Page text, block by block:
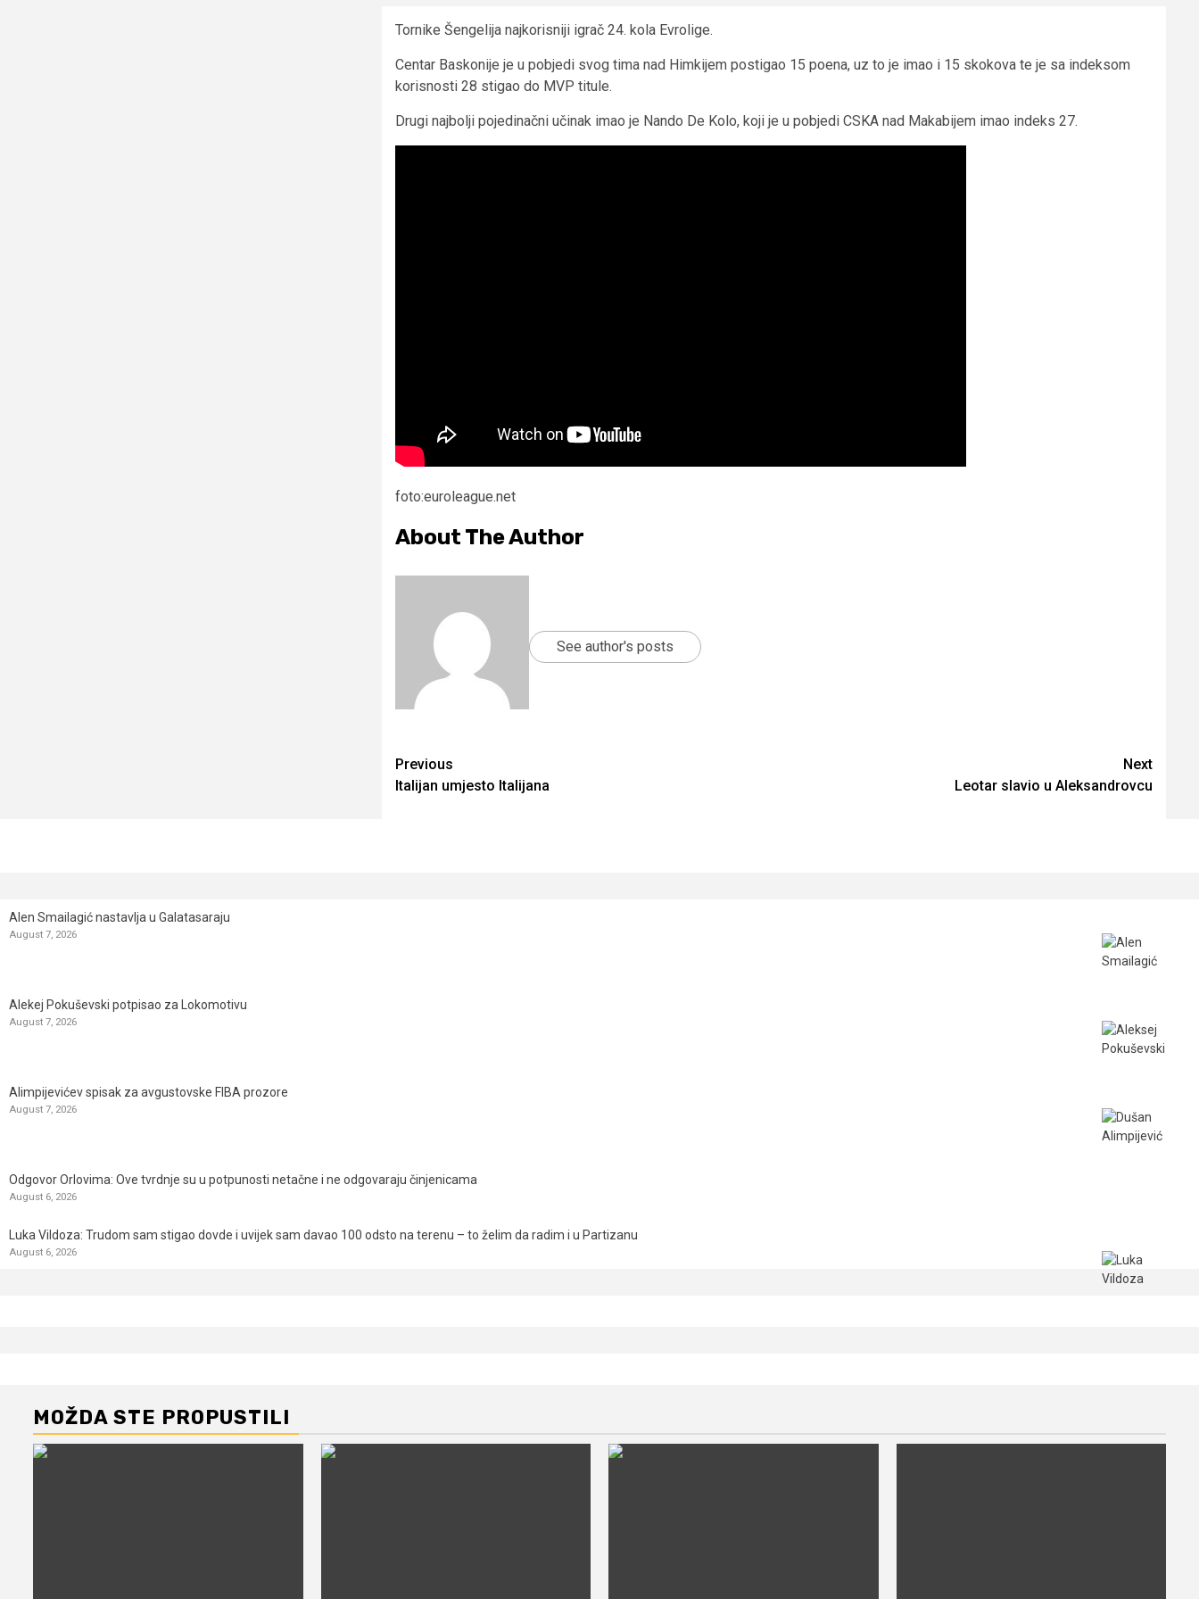
Tornike Šengelija najkorisniji igrač 24. kola Evrolige.
Centar Baskonije je u pobjedi svog tima nad Himkijem postigao 15 poena, uz to je imao i 15 skokova te je sa indeksom
korisnosti 28 stigao do MVP titule.
Drugi najbolji pojedinačni učinak imao je Nando De Kolo, koji je u pobjedi CSKA nad Makabijem imao indeks 27.
foto:euroleague.net
About The Author
See author's posts
Continue
Reading
Previous
Italijan umjesto Italijana
Next
Leotar slavio u Aleksandrovcu
Alen Smailagić nastavlja u Galatasaraju
August 7, 2026
Alekej Pokuševski potpisao za Lokomotivu
August 7, 2026
Alimpijevićev spisak za avgustovske FIBA prozore
August 7, 2026
Odgovor Orlovima: ​Ove tvrdnje su u potpunosti netačne i ne odgovaraju činjenicama
August 6, 2026
Luka Vildoza: Trudom sam stigao dovde i uvijek sam davao 100 odsto na terenu – to želim da radim i u Partizanu
August 6, 2026
MOŽDA STE PROPUSTILI